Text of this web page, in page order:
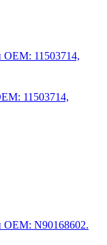
11503714,